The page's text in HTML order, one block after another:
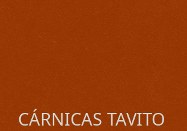
CÁRNICAS TAVITO